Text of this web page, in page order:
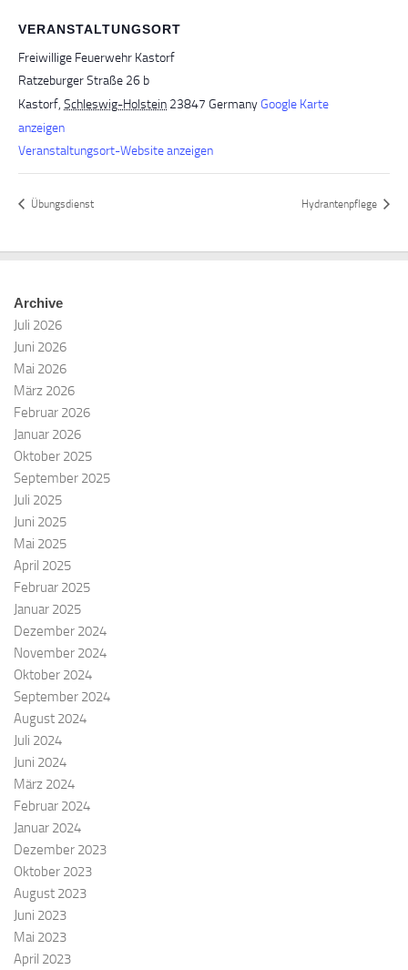
VERANSTALTUNGSORT
Freiwillige Feuerwehr Kastorf
Ratzeburger Straße 26 b
Kastorf, Schleswig-Holstein 23847 GermanyGoogle Karte
anzeigen
Veranstaltungsort-Website anzeigen
Übungsdienst Hydrantenpflege
Archive
Juli 2026
Juni 2026
Mai 2026
März 2026
Februar 2026
Januar 2026
Oktober 2025
September 2025
Juli 2025
Juni 2025
Mai 2025
April 2025
Februar 2025
Januar 2025
Dezember 2024
November 2024
Oktober 2024
September 2024
August 2024
Juli 2024
Juni 2024
März 2024
Februar 2024
Januar 2024
Dezember 2023
Oktober 2023
August 2023
Juni 2023
Mai 2023
April 2023